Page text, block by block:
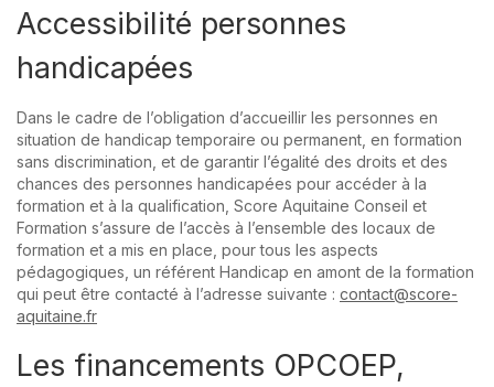
Accessibilité personnes
handicapées
Dans le cadre de l’obligation d’accueillir les personnes en
situation de handicap temporaire ou permanent, en formation
sans discrimination, et de garantir l’égalité des droits et des
chances des personnes handicapées pour accéder à la
formation et à la qualification, Score Aquitaine Conseil et
Formation s’assure de l’accès à l’ensemble des locaux de
formation et a mis en place, pour tous les aspects
pédagogiques, un référent Handicap en amont de la formation
qui peut être contacté à l’adresse suivante : contact@score-
aquitaine.fr
Les financements OPCOEP,